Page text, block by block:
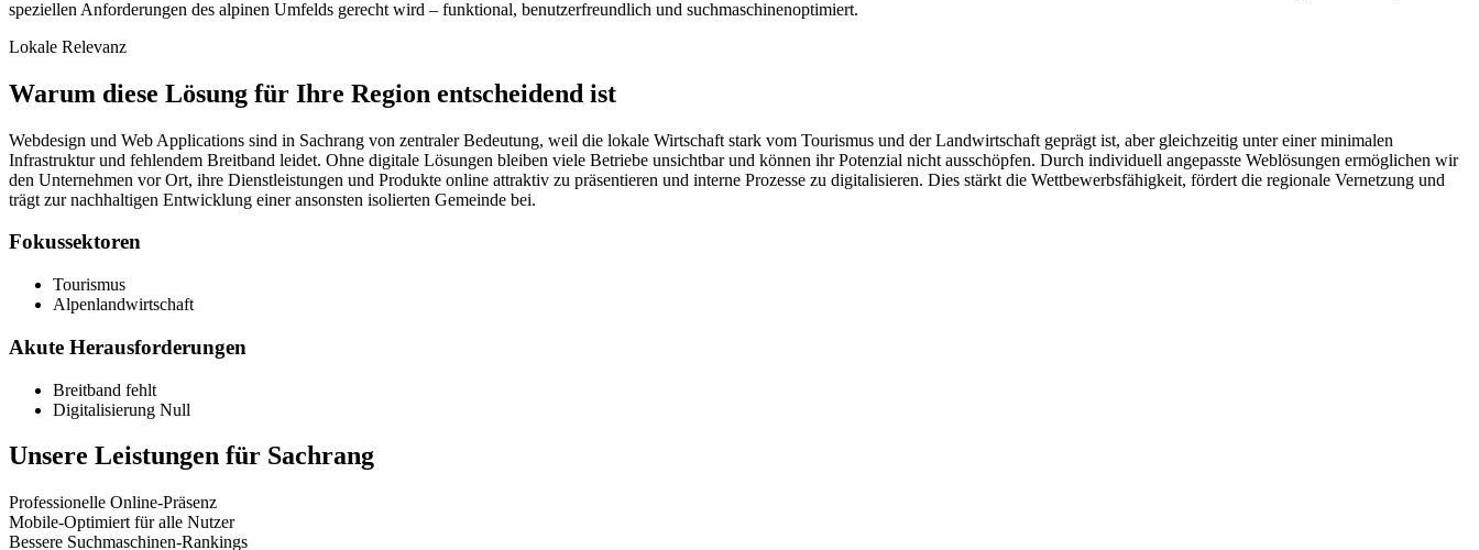
speziellen Anforderungen des alpinen Umfelds gerecht wird – funktional, benutzerfreundlich und suchmaschinenoptimiert.
Lokale Relevanz
Warum diese Lösung für Ihre Region entscheidend ist
Webdesign und Web Applications sind in Sachrang von zentraler Bedeutung, weil die lokale Wirtschaft stark vom Tourismus und der Landwirtschaft geprägt ist, aber gleichzeitig unter einer minimalen
Infrastruktur und fehlendem Breitband leidet. Ohne digitale Lösungen bleiben viele Betriebe unsichtbar und können ihr Potenzial nicht ausschöpfen. Durch individuell angepasste Weblösungen ermöglichen wir
den Unternehmen vor Ort, ihre Dienstleistungen und Produkte online attraktiv zu präsentieren und interne Prozesse zu digitalisieren. Dies stärkt die Wettbewerbsfähigkeit, fördert die regionale Vernetzung und
trägt zur nachhaltigen Entwicklung einer ansonsten isolierten Gemeinde bei.
Fokussektoren
Tourismus
Alpenlandwirtschaft
Akute Herausforderungen
Breitband fehlt
Digitalisierung Null
Unsere Leistungen für Sachrang
Professionelle Online-Präsenz
Mobile-Optimiert für alle Nutzer
Bessere Suchmaschinen-Rankings